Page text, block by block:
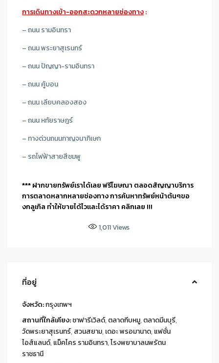
การเดินทางเข้า-ออกสะดวกหลายช่องทาง:
– ถนน รามอินทรา
– ถนน พระยาสุเรนทร์
– ถนน ปัญญา-รามอินทรา
– ถนน คู้บอน
– ถนน เลียบคลองสอง
– ถนน หทัยราษฎร์
– ทางด่วนถนนกาญจนาภิเษก
– รถไฟฟ้าสายสีชมพู
*** ฝากขายทรัพย์เราได้เลย ฟรีโฆษณา ตลอดสัญญาบริการ
การตลาดหลากหลายช่องทาง การค้นหาทรัพย์หน้าต้นๆขอ
งกลูเกิล ทำให้ขายได้ไวและได้ราคา คลิกเลย !!!
1,011Views
ที่อยู่
จังหวัด:กรุงเทพฯ
สถานที่ใกล้เคียง:ซาฟารีเวิลด์,ตลาดกีบหมู,ตลาดมีนบุรี,
วัดพระยาสุเรนทร์,สวนสยาม,เดอะ พรอมานาด,แฟชั่น
ไอส์แลนด์,แม็คโคร รามอินทรา,โรงพยาบาลนพรัตน
ราชธานี